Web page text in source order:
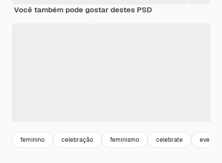
Você também pode gostar destes PSD
feminino celebração feminismo celebrate evento